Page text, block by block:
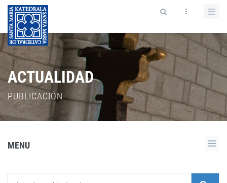
ACTUALIDAD
PUBLICACIÓN
MENU